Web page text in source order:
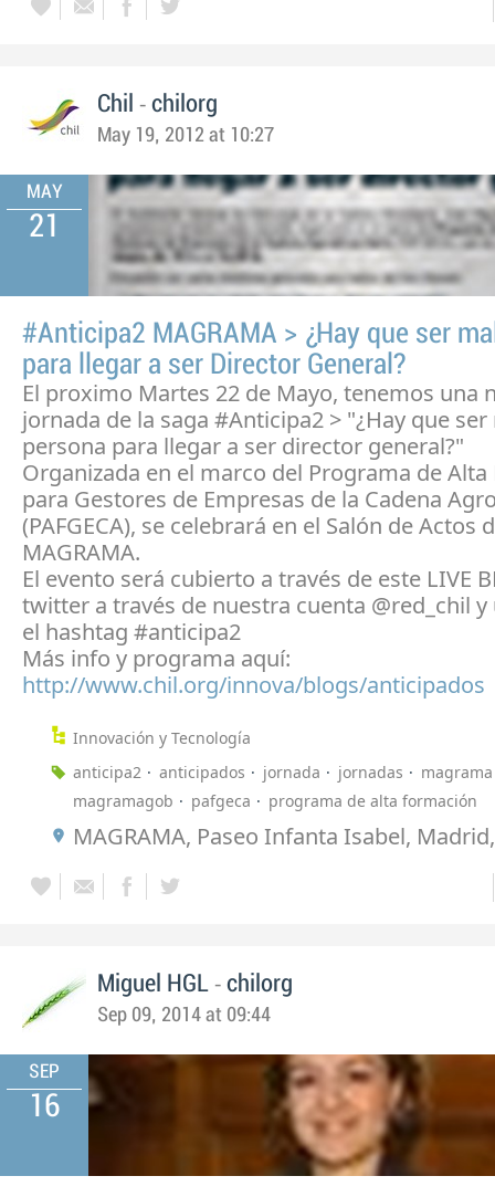
Chil - chilorg
May 19, 2012 at 10:27
MAY
21
#Anticipa2 MAGRAMA > ¿Hay que ser
para llegar a ser Director General?
El proximo Martes 22 de Mayo, tenemos una
jornada de la saga #Anticipa2 > "¿Hay que ser
persona para llegar a ser director general?"
Organizada en el marco del Programa de
para Gestores de Empresas de la Cadena
(PAFGECA), se celebrará en el Salón de Actos
MAGRAMA.
El evento será cubierto a través de este LIVE
twitter a través de nuestra cuenta @red_chil
el hashtag #anticipa2
Más info y programa aquí:
http://www.chil.org/innova/blogs/anticipados
Innovación y Tecnología
anticipa2
anticipados jornada jornadas
magrama
magramagob
pafgeca programa de alta formación
MAGRAMA, Paseo Infanta Isabel,
Miguel HGL - chilorg
Sep 09, 2014 at 09:44
SEP
16